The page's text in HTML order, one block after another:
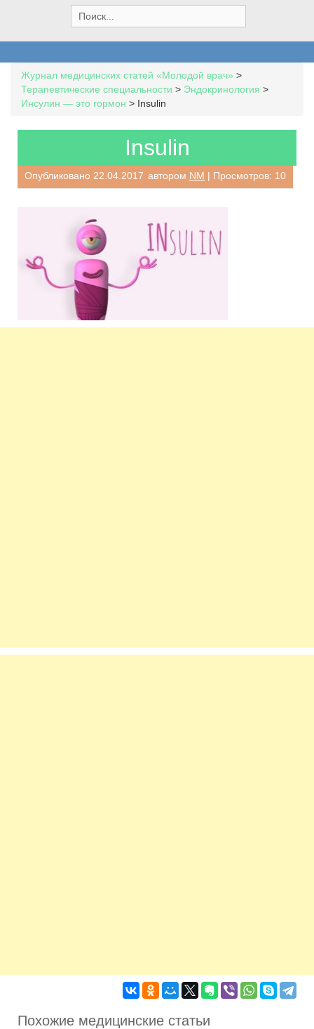
e
a
h
f
o
Журнал медицинских статей «Молодой врач» >
Терапевтические специальности > Эндокринология >
Инсулин — это гормон > Insulin
Insulin
Опубликовано 22.04.2017 автором NM | Просмотров: 10
Похожие медицинские статьи